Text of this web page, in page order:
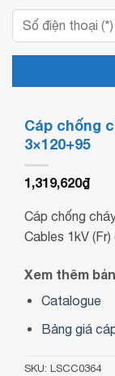
Cáp chống
3×120+95
1,319,620₫
Cáp chống
Cables 1kV
Xem thêm
Catalogue
Bảng giá
SKU: LSCC0364